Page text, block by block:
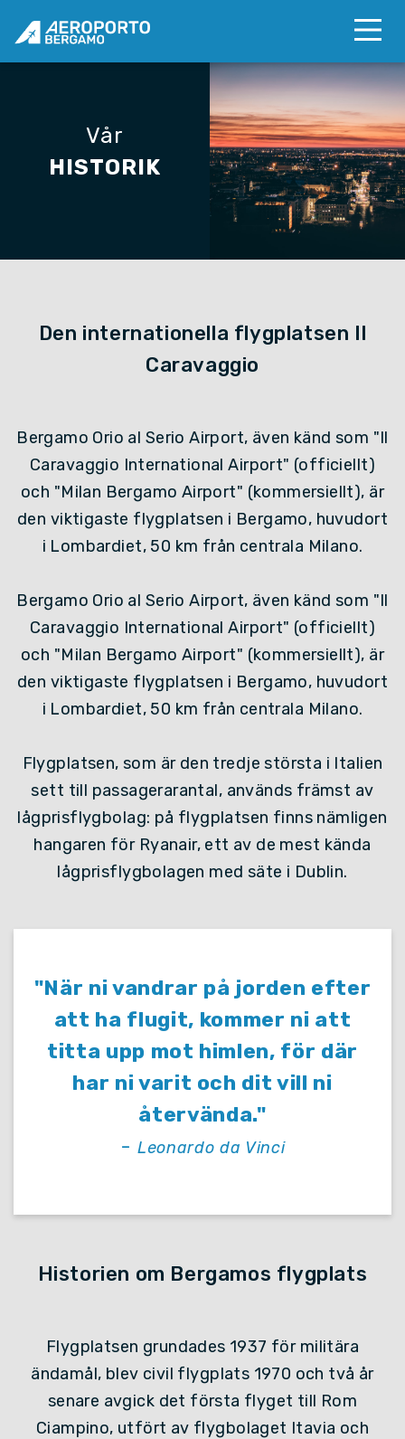
Vår
HISTORIK
Den internationella flygplatsen Il
Caravaggio
Bergamo Orio al Serio Airport, även känd som "Il
Caravaggio International Airport" (officiellt)
och "Milan Bergamo Airport" (kommersiellt), är
den viktigaste flygplatsen i Bergamo, huvudort
i Lombardiet, 50 km från centrala Milano.
Bergamo Orio al Serio Airport, även känd som "Il
Caravaggio International Airport" (officiellt)
och "Milan Bergamo Airport" (kommersiellt), är
den viktigaste flygplatsen i Bergamo, huvudort
i Lombardiet, 50 km från centrala Milano.
Flygplatsen, som är den tredje största i Italien
sett till passagerarantal, används främst av
lågprisflygbolag: på flygplatsen finns nämligen
hangaren för Ryanair, ett av de mest kända
lågprisflygbolagen med säte i Dublin.
"När ni vandrar på jorden efter
att ha flugit, kommer ni att
titta upp mot himlen, för där
har ni varit och dit vill ni
återvända."
-Leonardo da Vinci
Historien om Bergamos flygplats
Flygplatsen grundades 1937 för militära
ändamål, blev civil flygplats 1970 och två år
senare avgick det första flyget till Rom
Ciampino, utfört av flygbolaget Itavia och